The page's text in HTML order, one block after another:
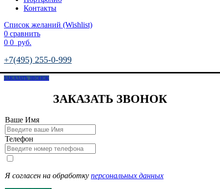
Контакты
Список желаний (Wishlist)
0 сравнить
0 0 руб.
+7(495) 255-0-999
ЗАКАЗАТЬ ЗВОНОК
ЗАКАЗАТЬ ЗВОНОК
Ваше Имя
Телефон
Я согласен на обработку персональных данных